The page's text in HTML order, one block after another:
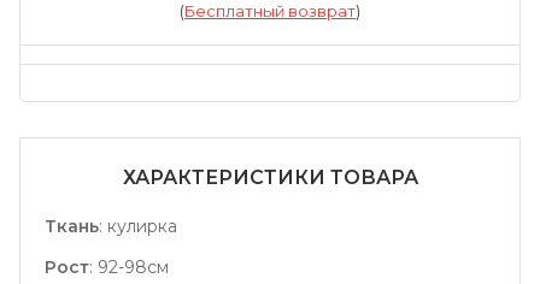
(Бесплатный возврат)
ХАРАКТЕРИСТИКИ ТОВАРА
Ткань: кулирка
Рост: 92-98см